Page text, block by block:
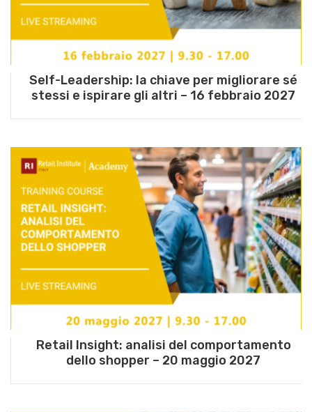
Self-Leadership: la chiave per migliorare sé
stessi e ispirare gli altri – 16 febbraio 2027
Retail Insight: analisi del comportamento
dello shopper – 20 maggio 2027